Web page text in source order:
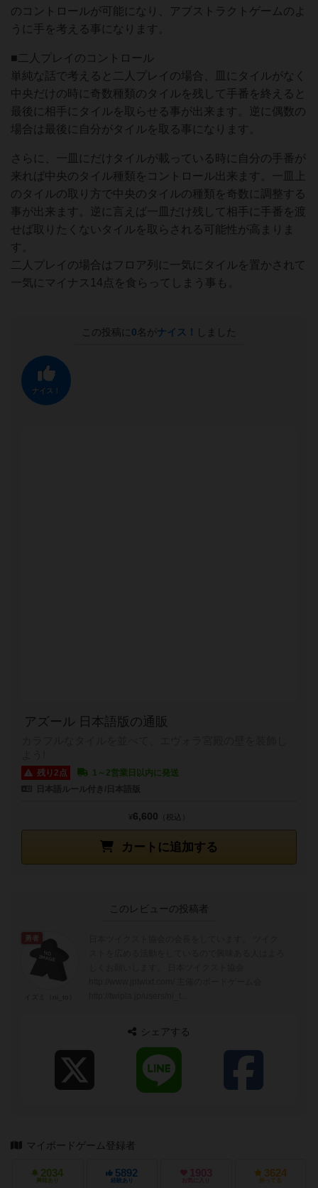
のコントロールが可能になり、アブストラクトゲームのよ
うに手を考える事になります。
■二人プレイのコントロール
単純な話で考えると二人プレイの場合、皿にタイルがなく
中央だけの時に奇数種類のタイルを残して手番を終えると
最後に相手にタイルを取らせる事が出来ます。逆に偶数の
場合は最後に自分がタイルを取る事になります。
さらに、一皿にだけタイルが載っている時に自分の手番が
来れば中央のタイル種類をコントロール出来ます。一皿上
のタイルの取り方で中央のタイルの種類を奇数に調整する
事が出来ます。逆に言えば一皿だけ残して相手に手番を渡
せば取りたくないタイルを取らされる可能性が高まりま
す。
二人プレイの場合はフロア列に一気にタイルを置かされて
一気にマイナス14点を食らってしまう事も。
この投稿に 0名がナイス！ しました
ナイス！
アズール 日本語版の通販
残り2点
1～2営業日以内に発送
カートに追加する
¥6,600 （税込）
このレビューの投稿者
勇者
シェアする
マイボードゲーム登録者
2034
興味あり
5892
経験あり
1903
お気に入り
3624
持ってる